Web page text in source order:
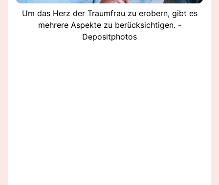
Um das Herz der Traumfrau zu erobern, gibt es
mehrere Aspekte zu berücksichtigen. -
Depositphotos